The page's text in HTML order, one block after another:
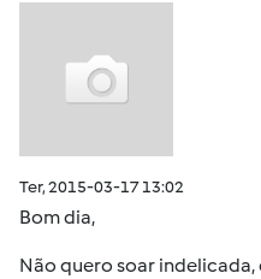
Ter, 2015-03-17 13:02
Bom dia,
Não quero soar